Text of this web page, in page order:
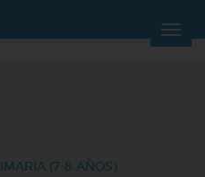
(7-8 AÑOS)